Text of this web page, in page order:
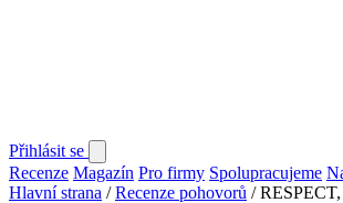
Přihlásit se
Recenze Magazín Pro firmy Spolupracujeme
Hlavní strana / Recenze pohovorů / RESPECT,